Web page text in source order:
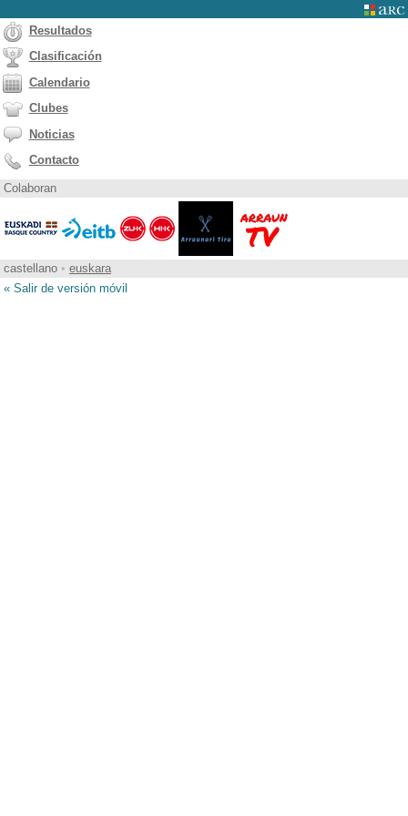
Resultados
Clasificación
Calendario
Clubes
Noticias
Contacto
Colaboran
castellano • euskara
« Salir de versión móvil